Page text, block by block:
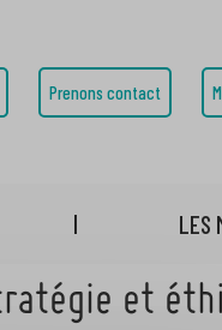
Prenons contact
LES
et